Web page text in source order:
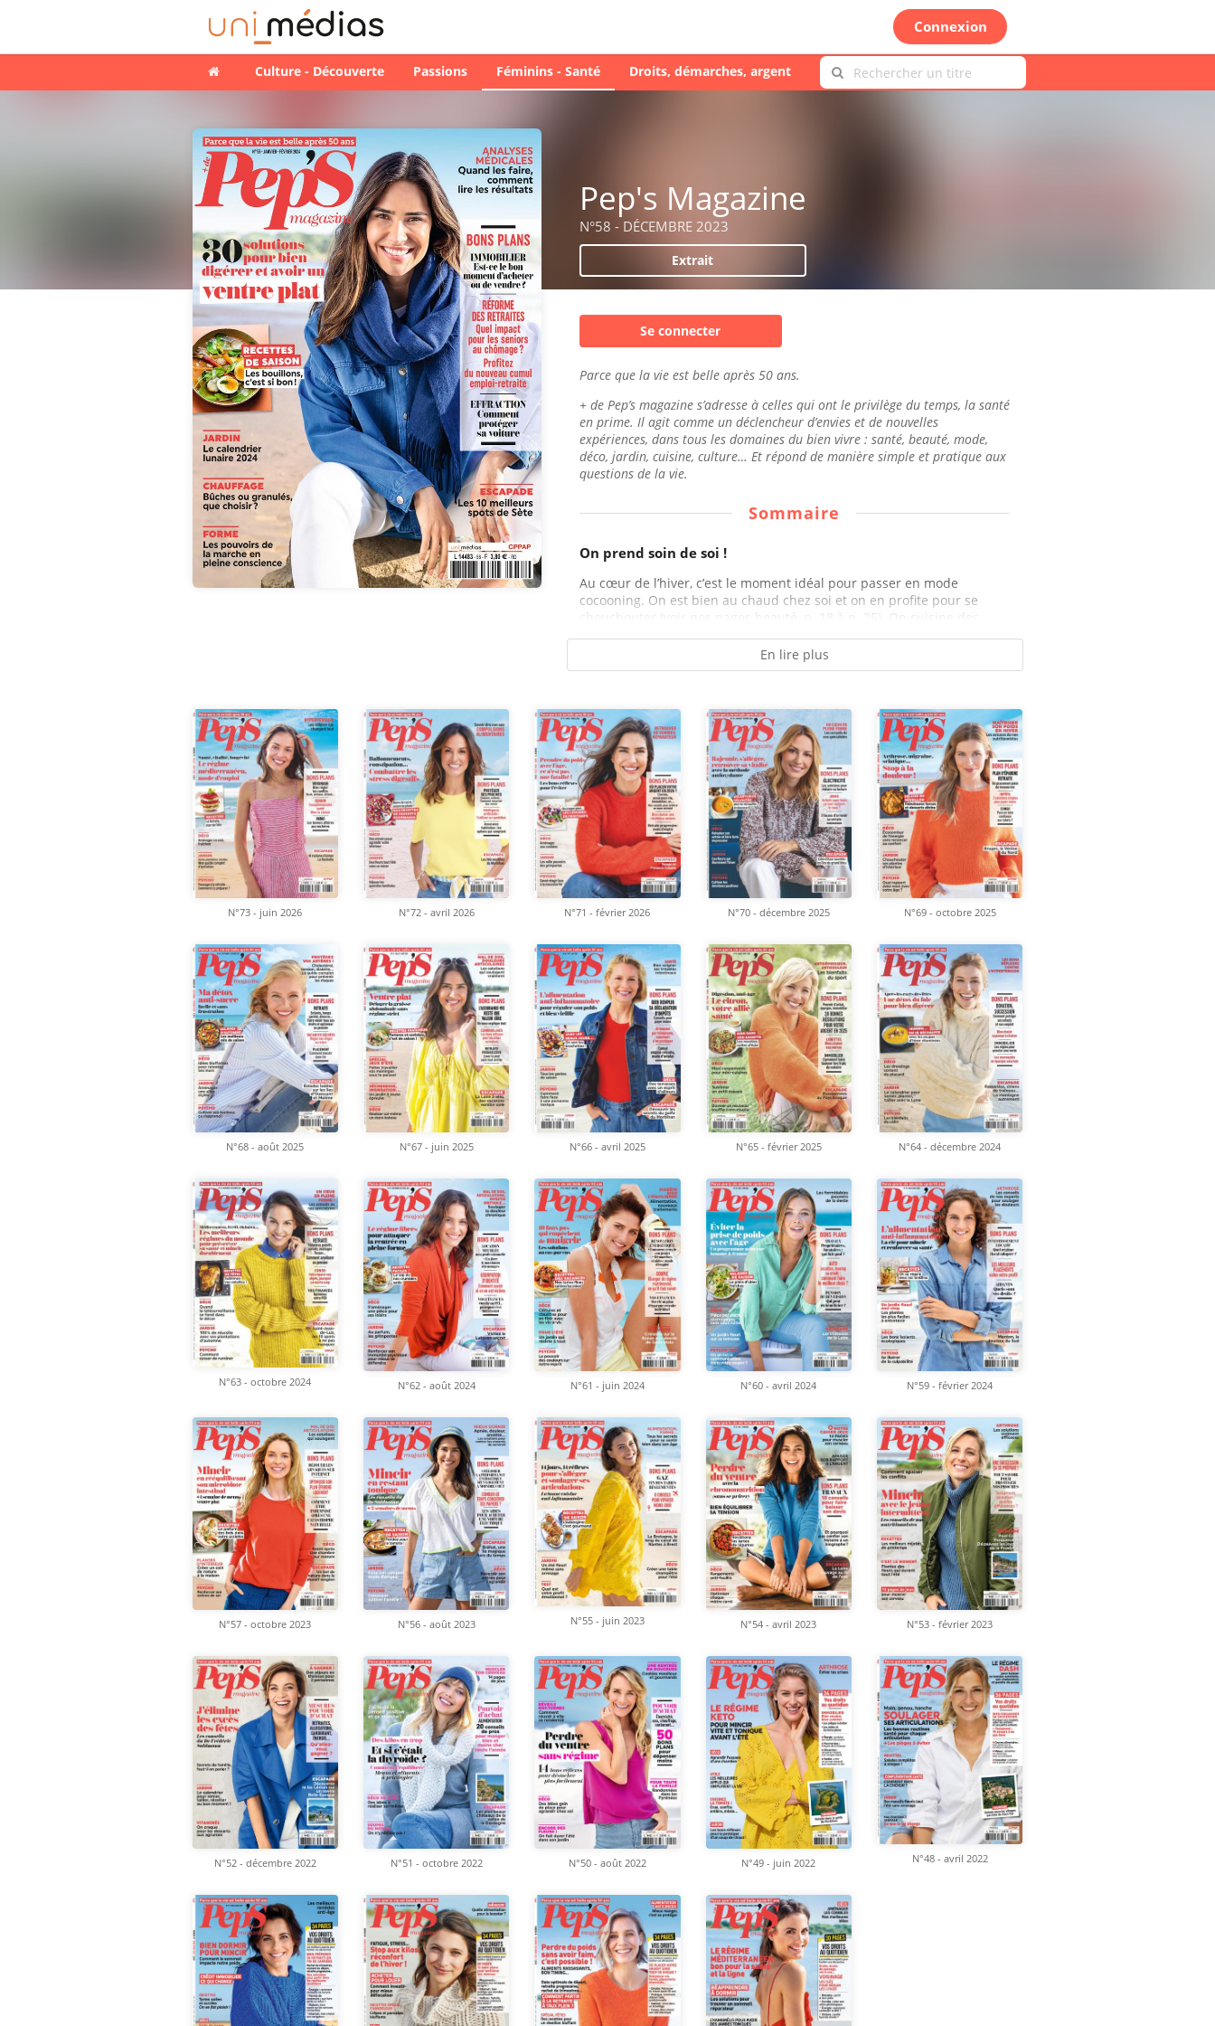
Connexion
Culture - Découverte Passions Féminins - Santé Droits, démarches, argent
Pep's Magazine
N°58 - DÉCEMBRE 2023
Extrait
Se connecter
Parce que la vie est belle après 50 ans.
+ de Pep’s magazine s’adresse à celles qui ont le privilège du temps, la santé
en prime. Il agit comme un déclencheur d’envies et de nouvelles
expériences, dans tous les domaines du bien vivre : santé, beauté, mode,
déco, jardin, cuisine, culture… Et répond de manière simple et pratique aux
questions de la vie.
Sommaire
On prend soin de soi !
Au cœur de l’hiver, c’est le moment idéal pour passer en mode
cocooning. On est bien au chaud chez soi et on en profite pour se
chouchouter (voir nos pages beauté, p. 18 à p. 25). On cuisine des...
En lire plus
N°73 - juin 2026 N°72 - avril 2026 N°71 - février 2026 N°70 - décembre 2025 N°69 - octobre 2025
N°68 - août 2025 N°67 - juin 2025 N°66 - avril 2025 N°65 - février 2025 N°64 - décembre 2024
N°63 - octobre 2024 N°62 - août 2024 N°61 - juin 2024 N°60 - avril 2024 N°59 - février 2024
N°57 - octobre 2023 N°56 - août 2023 N°55 - juin 2023 N°54 - avril 2023 N°53 - février 2023
N°52 - décembre 2022 N°51 - octobre 2022 N°50 - août 2022 N°49 - juin 2022 N°48 - avril 2022